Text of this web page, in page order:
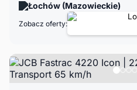
Łochów (Mazowieckie)
Zobacz oferty: